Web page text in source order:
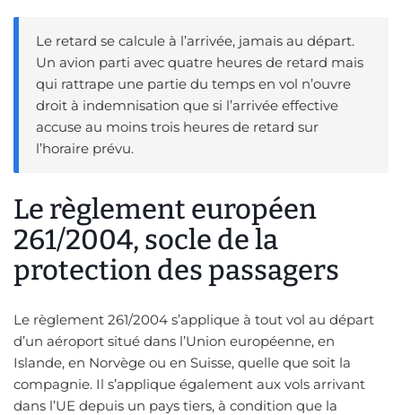
Le retard se calcule à l’arrivée, jamais au départ.
Un avion parti avec quatre heures de retard mais
qui rattrape une partie du temps en vol n’ouvre
droit à indemnisation que si l’arrivée effective
accuse au moins trois heures de retard sur
l’horaire prévu.
Le règlement européen
261/2004, socle de la
protection des passagers
Le règlement 261/2004 s’applique à tout vol au départ
d’un aéroport situé dans l’Union européenne, en
Islande, en Norvège ou en Suisse, quelle que soit la
compagnie. Il s’applique également aux vols arrivant
dans l’UE depuis un pays tiers, à condition que la